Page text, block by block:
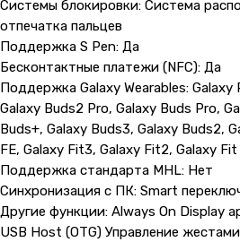
Системы блокировки: Система
отпечатка пальцев
Поддержка S Pen: Да
Бесконтактные платежи (NFC): Да
Поддержка Galaxy Wearables: Galaxy
Galaxy Buds2 Pro, Galaxy Buds Pro,
Buds+, Galaxy Buds3, Galaxy Buds2,
FE, Galaxy Fit3, Galaxy Fit2, Galaxy Fit
Поддержка стандарта MHL: Нет
Синхронизация с ПК: Smart
Другие функции: Always On Display
USB Host (OTG) Управление
+7 (965) 666-66-89(WhatsАpp)
malikpochinit@mail.ru
Пн-Пт: 10:00 — 21:00
Сб-Вс: 10:00 — 20:00